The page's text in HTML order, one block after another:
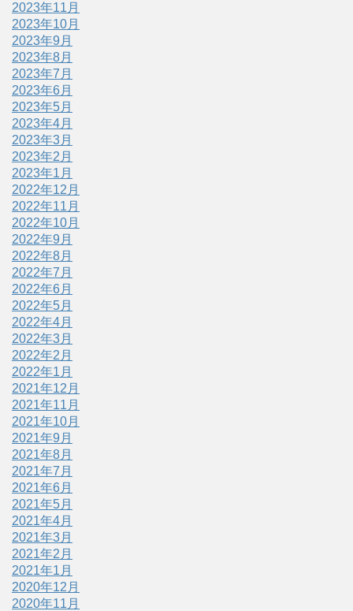
2023年11月
2023年10月
2023年9月
2023年8月
2023年7月
2023年6月
2023年5月
2023年4月
2023年3月
2023年2月
2023年1月
2022年12月
2022年11月
2022年10月
2022年9月
2022年8月
2022年7月
2022年6月
2022年5月
2022年4月
2022年3月
2022年2月
2022年1月
2021年12月
2021年11月
2021年10月
2021年9月
2021年8月
2021年7月
2021年6月
2021年5月
2021年4月
2021年3月
2021年2月
2021年1月
2020年12月
2020年11月